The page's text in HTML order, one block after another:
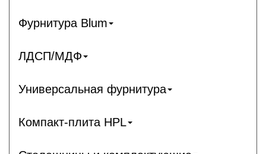
Фурнитура Blum
ЛДСП/МДФ
Универсальная фурнитура
Компакт-плита HPL